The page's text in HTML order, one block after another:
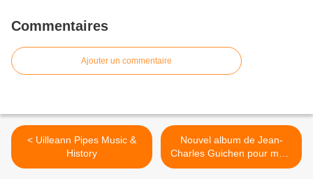
Commentaires
Ajouter un commentaire
< Uilleann Pipes Music &
History
Nouvel album de Jean-
Charles Guichen pour mars
>